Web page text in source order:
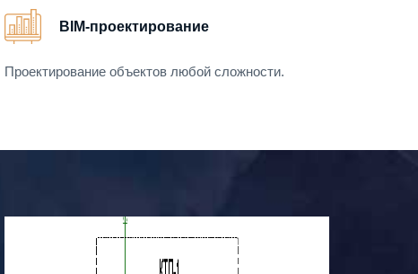
BIM-проектирование
Проектирование объектов любой сложности.